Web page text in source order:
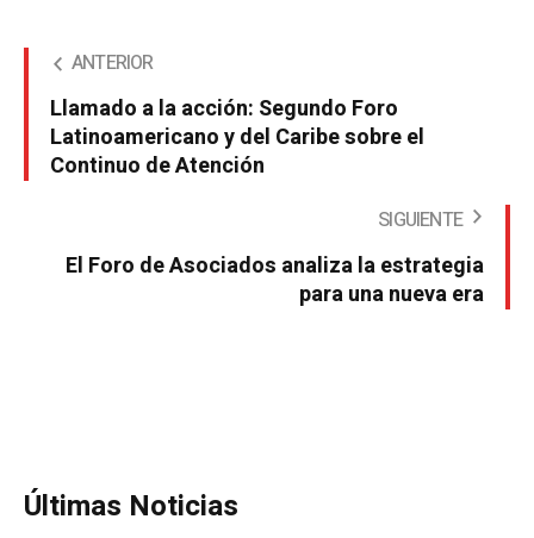
ANTERIOR
Llamado a la acción: Segundo Foro
Latinoamericano y del Caribe sobre el
Continuo de Atención
SIGUIENTE
El Foro de Asociados analiza la estrategia
para una nueva era
Últimas Noticias